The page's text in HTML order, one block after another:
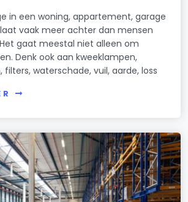
in een woning, appartement, garage
vaak meer achter dan mensen
gaat meestal niet alleen om
Denk ook aan kweeklampen,
waterschade, vuil, aarde, loss